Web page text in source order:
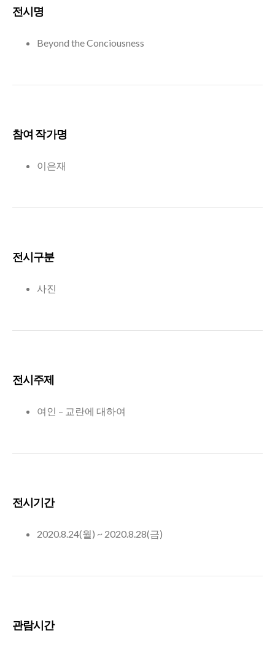
전시명
Beyond the Conciousness
참여 작가명
이은재
전시구분
사진
전시주제
여인 – 교란에 대하여
전시기간
2020.8.24(월) ~ 2020.8.28(금)
관람시간